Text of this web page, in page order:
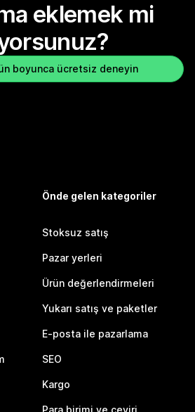
eklemek mi
boyunca ücretsiz deneyin
Önde gelen kategoriler
Stoksuz satış
Pazar yerleri
Ürün değerlendirmeleri
Yukarı satış ve paketler
E-posta ile pazarlama
SEO
Kargo
Para birimi ve çeviri